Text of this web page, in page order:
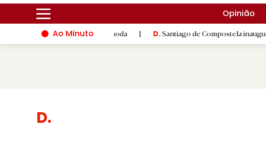
Opinião
Ao Minuto
do mundo da moda | Santiago de Compostela inaugura XVI Jogos
Desp